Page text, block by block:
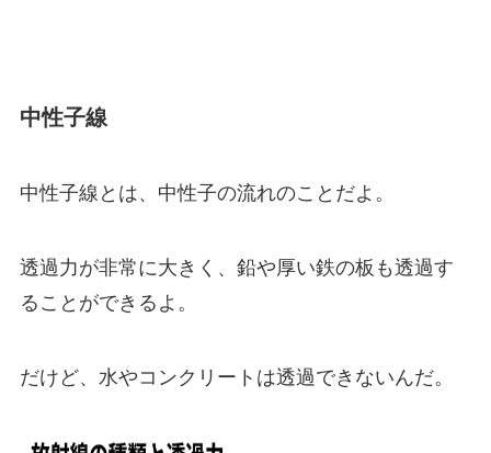
中性子線
中性子線とは、中性子の流れのことだよ。
透過力が非常に大きく、鉛や厚い鉄の板も透過す
ることができるよ。
だけど、水やコンクリートは透過できないんだ。